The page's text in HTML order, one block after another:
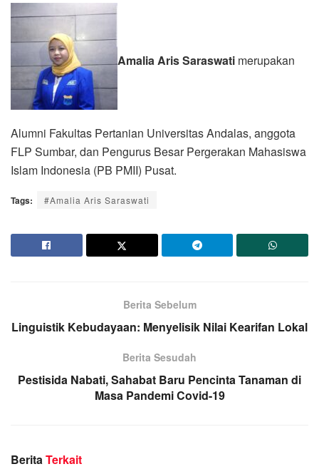
Amalia Aris Saraswati merupakan
Alumni Fakultas Pertanian Universitas Andalas, anggota
FLP Sumbar, dan Pengurus Besar Pergerakan Mahasiswa
Islam Indonesia (PB PMII) Pusat.
Tags: #Amalia Aris Saraswati
Berita Sebelum
Linguistik Kebudayaan: Menyelisik Nilai Kearifan Lokal
Berita Sesudah
Pestisida Nabati, Sahabat Baru Pencinta Tanaman di
Masa Pandemi Covid-19
BeritaTerkait